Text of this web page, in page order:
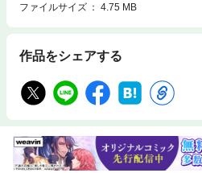
ファイルサイズ
4.75 MB
作品をシェアする